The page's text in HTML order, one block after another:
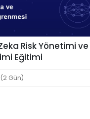
Risk Yönetimi ve
Eğitimi
Gün)